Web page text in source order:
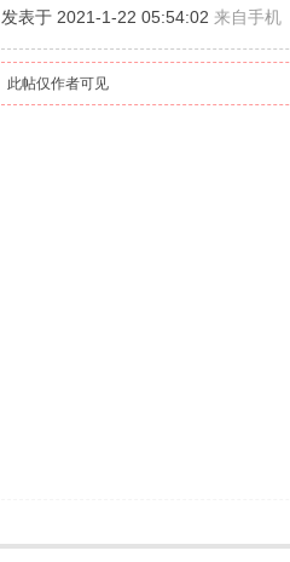
发表于 2021-1-22 05:54:02 来自手机
此帖仅作者可见